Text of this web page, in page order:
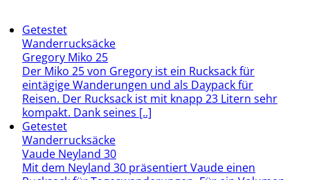
Getestet
Wanderrucksäcke
Gregory Miko 25
Der Miko 25 von Gregory ist ein Rucksack für
eintägige Wanderungen und als Daypack für
Reisen. Der Rucksack ist mit knapp 23 Litern sehr
kompakt. Dank seines [..]
Getestet
Wanderrucksäcke
Vaude Neyland 30
Mit dem Neyland 30 präsentiert Vaude einen